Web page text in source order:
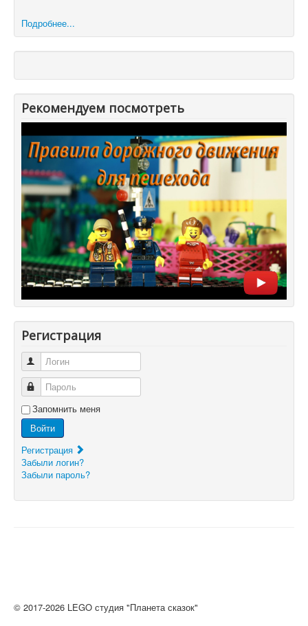
Подробнее...
Рекомендуем посмотреть
Регистрация
Логин
Пароль
Запомнить меня
Войти
Регистрация
Забыли логин?
Забыли пароль?
© 2017-2026 LEGO студия "Планета сказок"